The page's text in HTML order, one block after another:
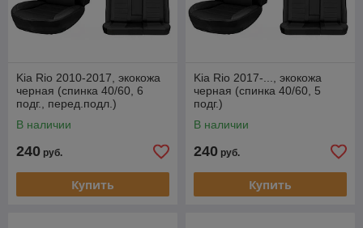
Kia Rio 2010-2017, экокожа
черная (спинка 40/60, 6
подг., перед.подл.)
В наличии
240 руб.
Купить
Kia Rio 2017-..., экокожа
черная (спинка 40/60, 5
подг.)
В наличии
240 руб.
Купить